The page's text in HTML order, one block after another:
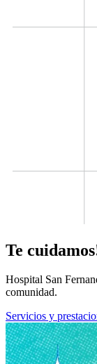
Te
Hospital San
comunidad.
Servicios y